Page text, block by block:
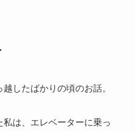
したばかりの頃のお話。
は、エレベーターに乗っ